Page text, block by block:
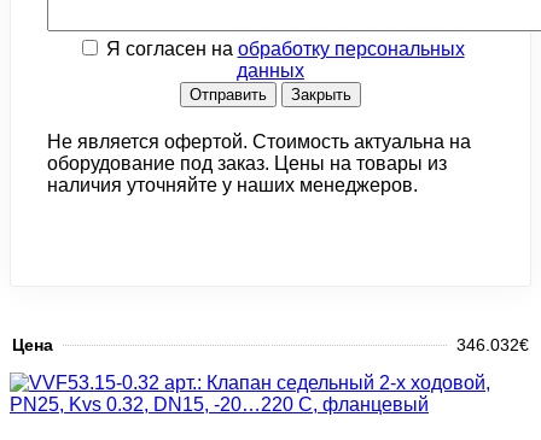
Я согласен на обработку персональных
данных
Отправить Закрыть
Не является офертой. Стоимость актуальна на
оборудование под заказ. Цены на товары из
наличия уточняйте у наших менеджеров.
Цена 346.032€